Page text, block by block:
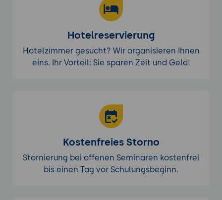
Hotelreservierung
Hotelzimmer gesucht? Wir organisieren Ihnen
eins. Ihr Vorteil: Sie sparen Zeit und Geld!
Kostenfreies Storno
Stornierung bei offenen Seminaren kostenfrei
bis einen Tag vor Schulungsbeginn.